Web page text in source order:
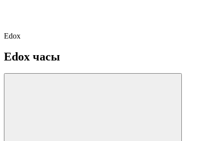
Edox
Edox часы